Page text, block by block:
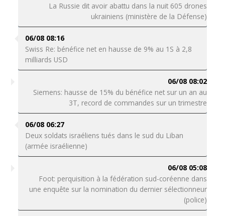
La Russie dit avoir abattu dans la nuit 605 drones
ukrainiens (ministère de la Défense)
06/08 08:16
Swiss Re: bénéfice net en hausse de 9% au 1S à 2,8
milliards USD
06/08 08:02
Siemens: hausse de 15% du bénéfice net sur un an au
3T, record de commandes sur un trimestre
06/08 06:27
Deux soldats israéliens tués dans le sud du Liban
(armée israélienne)
06/08 05:08
Foot: perquisition à la fédération sud-coréenne dans
une enquête sur la nomination du dernier sélectionneur
(police)